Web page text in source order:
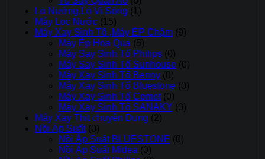
Lò Nướng,Lò Vi Sóng (1)
Máy Lọc Nước (15)
Máy Xay Sinh Tố ,Máy ÉP Chậm (9)
Máy Ép Hoa Quả (5)
Máy Say Sinh Tố Philips (0)
Máy Say Sinh Tố Sunhouse (0)
Máy Xay Sinh Tố Benny (0)
Máy Xay Sinh Tố Bluestone (0)
Máy Xay Sinh Tố Comet (0)
Máy Xay Sinh Tố SANAKY (0)
Máy Xay Thịt chuyên Dụng (2)
Nồi Áp Suất (0)
Nồi Áp Suất BLUESTONE (0)
Nồi Áp Suất Midea (0)